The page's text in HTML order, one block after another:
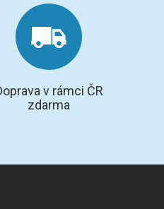
v rámci ČR
zdarma